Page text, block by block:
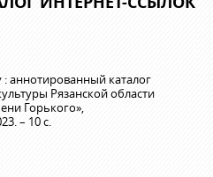
аннотированный каталог
Рязанской области
Горького»,
– 10 с.